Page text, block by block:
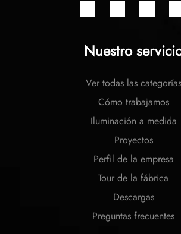
Nuestro
Ver todas las categorías
Cómo trabajamos
Iluminación a medida
Proyectos
Perfil de la empresa
Tour de la fábrica
Descargas
Preguntas frecuentes